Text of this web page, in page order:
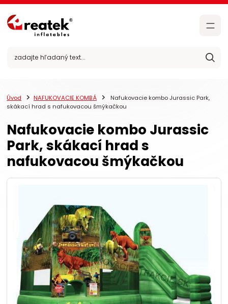
Úvod NAFUKOVACIE KOMBÁ
Nafukovacie kombo Jurassic Park,
skákací hrad s nafukovacou šmýkačkou
Nafukovacie kombo Jurassic
Park, skákací hrad s
nafukovacou šmýkačkou